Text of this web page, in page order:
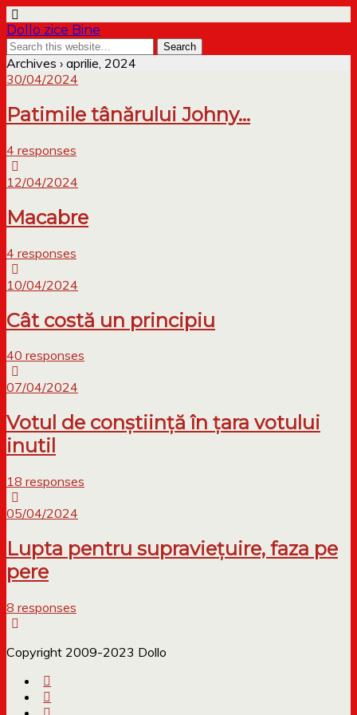
Dollo zice Bine
Archives › aprilie, 2024
30/04/2024
Patimile tânărului Johny…
4 responses
12/04/2024
Macabre
4 responses
10/04/2024
Cât costă un principiu
40 responses
07/04/2024
Votul de conștiință în țara votului
inutil
18 responses
05/04/2024
Lupta pentru supraviețuire, faza pe
pere
8 responses
Copyright 2009-2023 Dollo